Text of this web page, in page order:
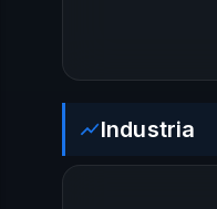
Industria